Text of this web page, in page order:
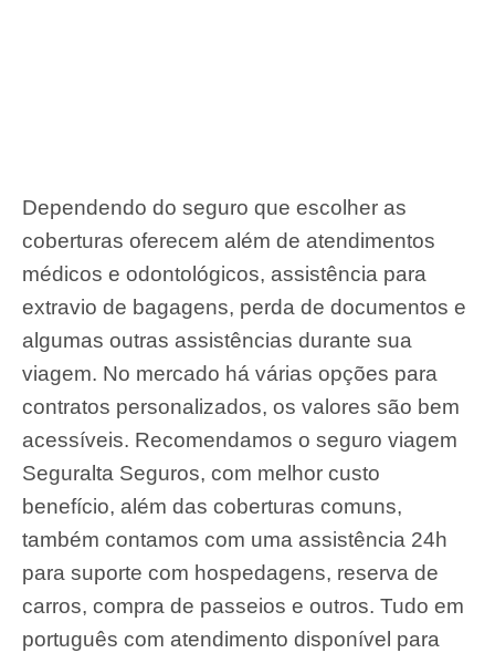
Dependendo do seguro que escolher as
coberturas oferecem além de atendimentos
médicos e odontológicos, assistência para
extravio de bagagens, perda de documentos e
algumas outras assistências durante sua
viagem. No mercado há várias opções para
contratos personalizados, os valores são bem
acessíveis. Recomendamos o seguro viagem
Seguralta Seguros, com melhor custo
benefício, além das coberturas comuns,
também contamos com uma assistência 24h
para suporte com hospedagens, reserva de
carros, compra de passeios e outros. Tudo em
português com atendimento disponível para